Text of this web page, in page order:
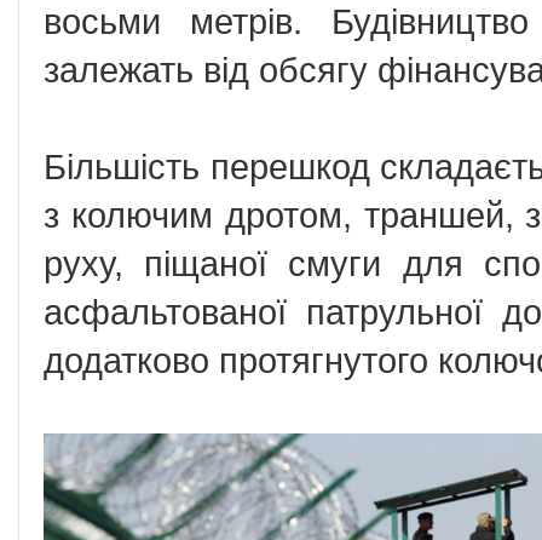
восьми метрів.
залежать від обсягу
Більшість перешкод
з колючим дротом, траншей,
руху, піщаної смуги для
асфальтованої патрульної
додатково протягнутого